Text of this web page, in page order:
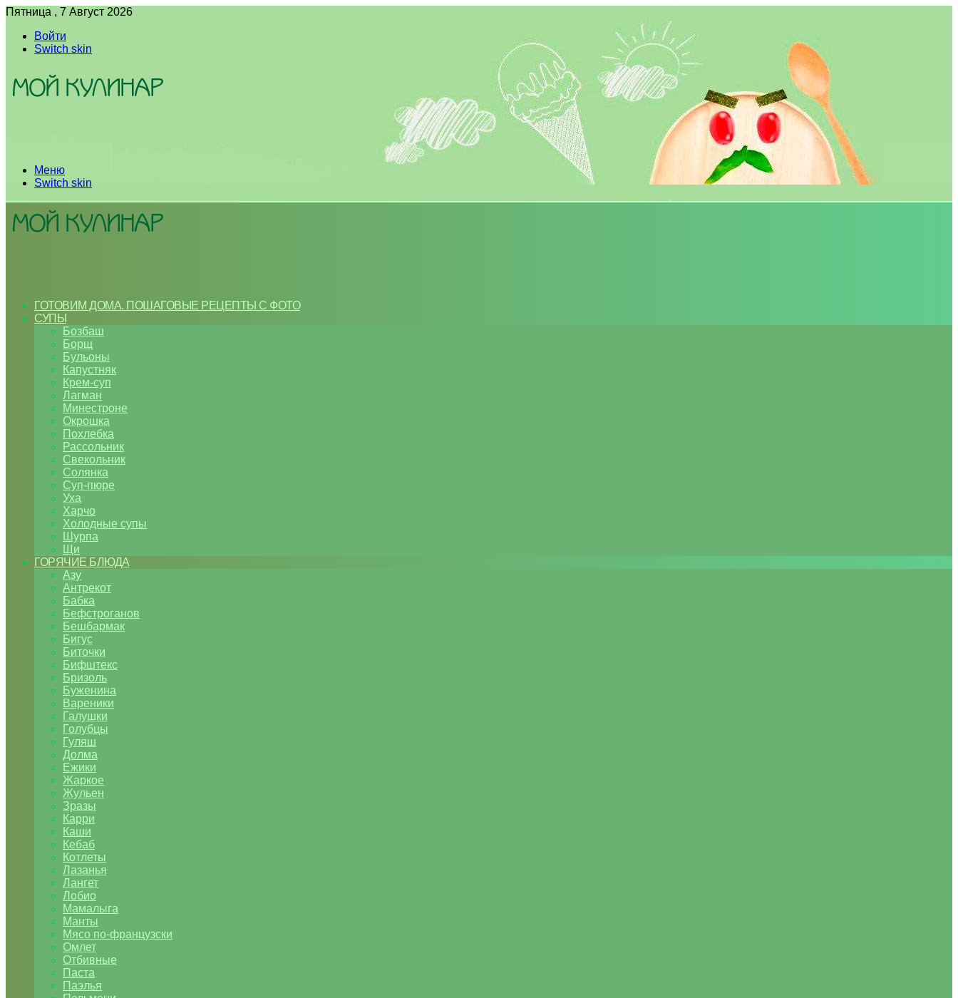
Пятница , 7 Август 2026
Войти
Switch skin
Меню
Switch skin
ГОТОВИМ ДОМА. ПОШАГОВЫЕ РЕЦЕПТЫ С ФОТО
СУПЫ
Бозбаш
Борщ
Бульоны
Капустняк
Крем-суп
Лагман
Минестроне
Окрошка
Похлебка
Рассольник
Свекольник
Солянка
Суп-пюре
Уха
Харчо
Холодные супы
Шурпа
Щи
ГОРЯЧИЕ БЛЮДА
Азу
Антрекот
Бабка
Бефстроганов
Бешбармак
Бигус
Биточки
Бифштекс
Бризоль
Буженина
Вареники
Галушки
Голубцы
Гуляш
Долма
Ежики
Жаркое
Жульен
Зразы
Карри
Каши
Кебаб
Котлеты
Лазанья
Лангет
Лобио
Мамалыга
Манты
Мясо по-французски
Омлет
Отбивные
Паста
Паэлья